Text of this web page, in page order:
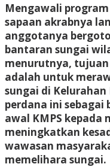
Mengawali
sapaan akrabnya
anggotanya
bantaran sungai
menurutnya,
adalah untuk
sungai di Kelurahan
perdana ini sebagai
awal KMPS kepada
meningkatkan
wawasan
memelihara sungai.